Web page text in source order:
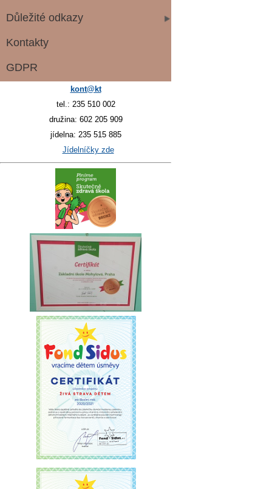
Důležité odkazy
Kontakty
GDPR
kont@kt
tel.: 235 510 002
družina: 602 205 909
jídelna: 235 515 885
Jídelníčky zde